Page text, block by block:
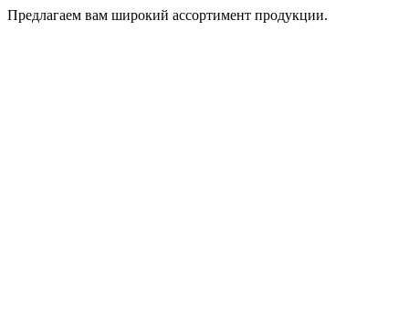
Предлагаем вам широкий ассортимент продукции.